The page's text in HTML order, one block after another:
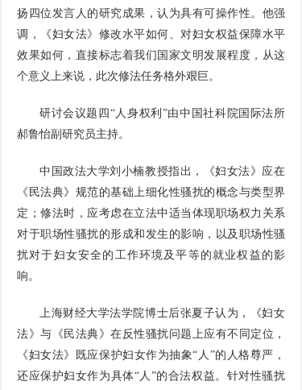
扬四位发言人的研究成果，认为具有可操作性。他强
调，《妇女法》修改水平如何、对妇女权益保障水平
效果如何，直接标志着我们国家文明发展程度，从这
个意义上来说，此次修法任务格外艰巨。
研讨会议题四“人身权利”由中国社科院国际法所
郝鲁怡副研究员主持。
中国政法大学刘小楠教授指出，《妇女法》应在
《民法典》规范的基础上细化性骚扰的概念与类型界
定；修法时，应考虑在立法中适当体现职场权力关系
对于职场性骚扰的形成和发生的影响，以及职场性骚
扰对于妇女安全的工作环境及平等的就业权益的影
响。
上海财经大学法学院博士后张夏子认为，《妇女
法》与《民法典》在反性骚扰问题上应有不同定位，
《妇女法》既应保护妇女作为抽象“人”的人格尊严，
还应保护妇女作为具体“人”的合法权益。针对性骚扰